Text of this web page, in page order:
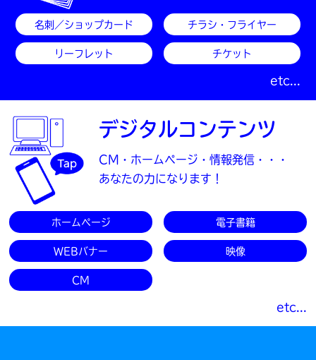
名刺／ショップカード チラシ・フライヤー
リーフレット チケット
etc...
デジタルコンテンツ
CM・ホームページ・情報発信・・・
あなたの力になります！
ホームページ 電子書籍
WEBバナー 映像
CM
etc...